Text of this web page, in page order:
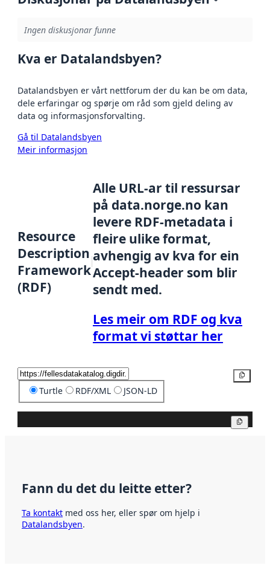
Ingen diskusjonar funne
Kva er Datalandsbyen?
Datalandsbyen er vårt nettforum der du kan be om data,
dele erfaringar og spørje om råd som gjeld deling av
data og informasjonsforvalting.
Gå til Datalandsbyen
Meir informasjon
Resource
Description
Framework
(RDF)
Alle URL-ar til ressursar
på data.norge.no kan
levere RDF-metadata i
fleire ulike format,
avhengig av kva for ein
Accept-header som blir
sendt med.
Les meir om RDF og kva
format vi støttar her
Turtle RDF/XML JSON-LD
Fann du det du leitte etter?
Ta kontakt med oss her, eller spør om hjelp i
Datalandsbyen.